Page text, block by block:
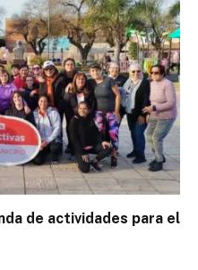
de actividades para el